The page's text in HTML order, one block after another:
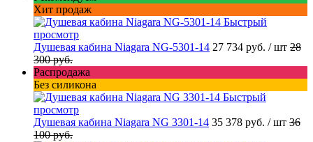
Хит продаж
Быстрый
просмотр
Душевая кабина Niagara NG-5301-14 27 734 руб. / шт 28
300 руб.
Распродажа
Без силикона
Быстрый
просмотр
Душевая кабина Niagara NG 3301-14 35 378 руб. / шт 36
100 руб.